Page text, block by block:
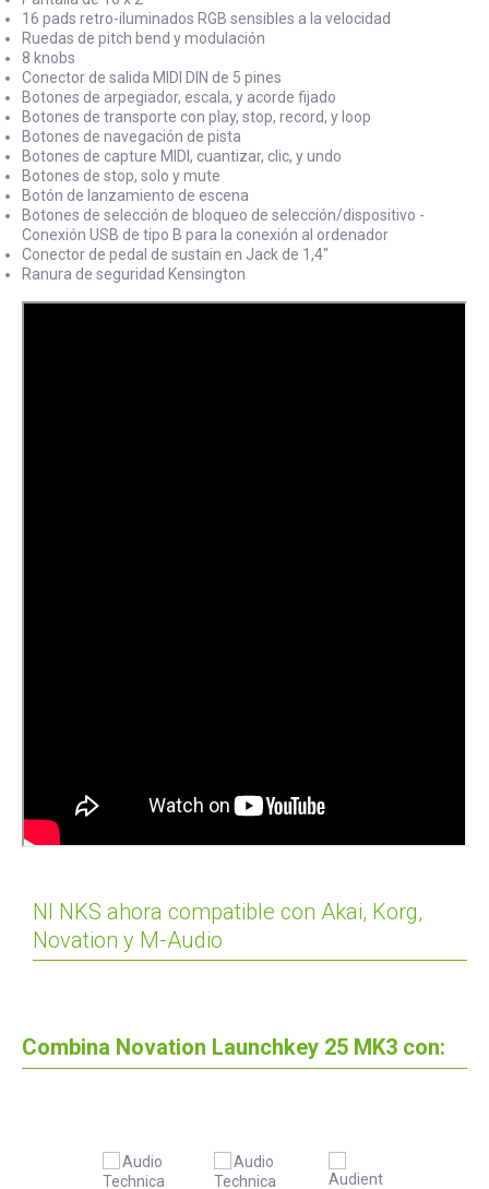
16 pads retro-iluminados RGB sensibles a la velocidad
Ruedas de pitch bend y modulación
8 knobs
Conector de salida MIDI DIN de 5 pines
Botones de arpegiador, escala, y acorde fijado
Botones de transporte con play, stop, record, y loop
Botones de navegación de pista
Botones de capture MIDI, cuantizar, clic, y undo
Botones de stop, solo y mute
Botón de lanzamiento de escena
Botones de selección de bloqueo de selección/dispositivo -
Conexión USB de tipo B para la conexión al ordenador
Conector de pedal de sustain en Jack de 1,4"
Ranura de seguridad Kensington
NI NKS ahora compatible con Akai, Korg,
Novation y M-Audio
Combina Novation Launchkey 25 MK3 con: